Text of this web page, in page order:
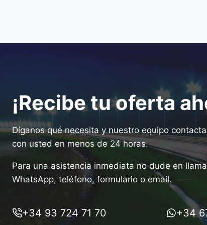
¡Recibe tu oferta
Díganos qué necesita y nuestro equipo
con usted en menos de 24 horas.
Para una asistencia inmediata no dude en
WhatsApp, teléfono, formulario o email.
+34 93 724 71 70 +34